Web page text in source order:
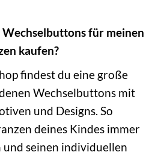
für meinen
kaufen?
findest du eine große
Wechselbuttons mit
und Designs. So
deines Kindes immer
seinen individuellen